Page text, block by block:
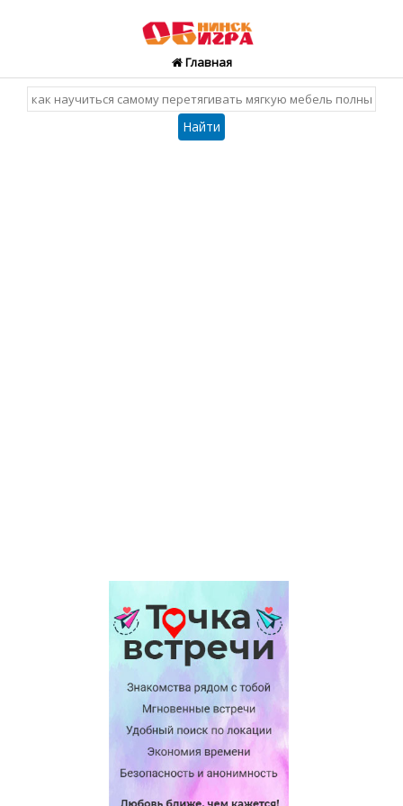
Главная